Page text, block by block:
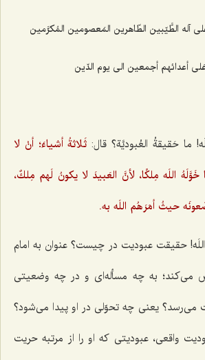
آله الطَّيّبين الطّاهرين المَعصومين المُكرَّمين‌
عَلى أعدائهم أجمعين الى يوم الدّين‌
ما حَقيقةُ العُبوديَّة؟ قال: ثَلاثةُ أشياءَ؛ أنْ لا
اللَه مِلكًا، لأنَّ العَبيدَ لا يكونُ لَهم مِلكٌ،
حيثُ أمَرَهُم اللَه به.
حقیقت عبودیت در چیست؟ عنوان به امام
می‌كند؛ به چه مسأله‌ای و در چه وضعیتی
می‌رسد؟ یعنی چه تحوّلی در او پیدا می‌شود؟
واقعی، عبودیتی كه او را از مرتبه حریت